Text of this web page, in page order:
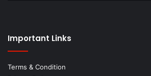
Important Links
Terms & Condition